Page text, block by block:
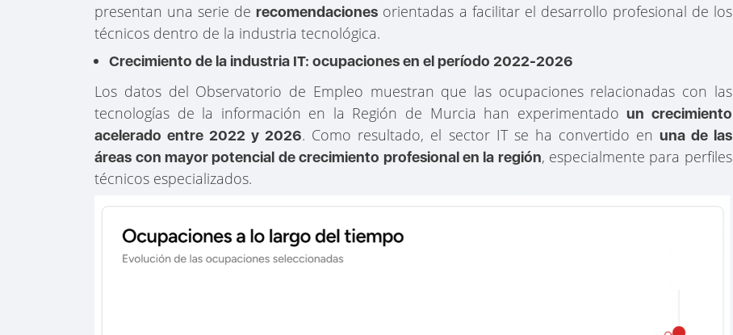
presentan una serie derecomendaciones orientadas a facilitar el desarrollo profesional de los
técnicos dentro de la industria tecnológica.
Crecimiento de la industria IT: ocupaciones en el período 2022-2026
Los datos del Observatorio de Empleo muestran que las ocupaciones relacionadas con las
tecnologías de la información en la Región de Murcia han experimentadoun crecimiento
acelerado entre 2022 y 2026. Como resultado, el sector IT se ha convertido en una de las
áreas con mayor potencial de crecimiento profesional en la región, especialmente para perfiles
técnicos especializados.